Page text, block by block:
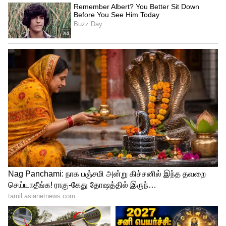
உத்தேச ராஜஸ்தான் ராயல்ஸ் அணி:
யஷஸ்வி ஜெய்ஸ்வால், ஜோஸ் பட்லர், சஞ்சு
சாம்சன் (கேப்டன்), தேவ்தத் படிக்கல்,
ஷிம்ரான் ஹெட்மயர், த்ருவ் ஜுரெல்,
ரவிச்சந்திரன் அஷ்வின், டிரெண்ட் போல்ட்,
ஆடம் ஸாம்பா, சந்தீப் ஷர்மா, யுஸ்வேந்திர
சாஹல்.